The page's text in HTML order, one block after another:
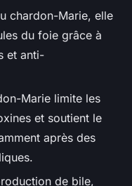
chardon-Marie, elle
du foie grâce à
et anti-
Marie limite les
et soutient le
après des
de bile,